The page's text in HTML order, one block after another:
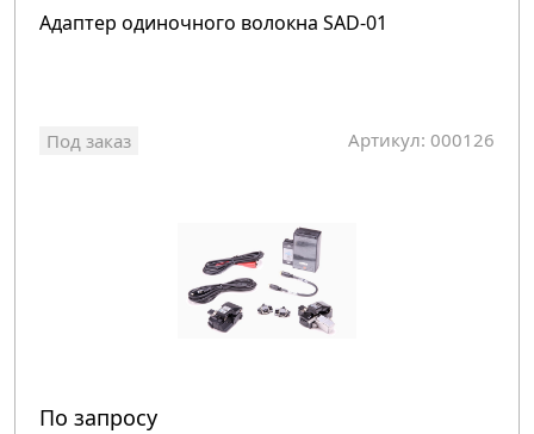
Адаптер одиночного волокна SAD-01
Под заказ Артикул: 000126
По запросу